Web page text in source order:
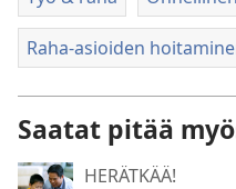
Raha-asioiden
Saatat pitää
HERÄTKÄÄ!